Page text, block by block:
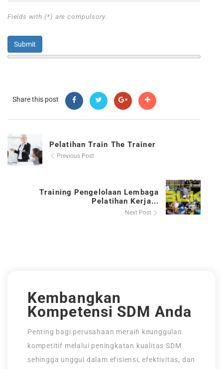
Fields with (*) are compulsory.
Share this post
Pelatihan Train The Trainer
Previous Post
Training Pengelolaan Lembaga
Pelatihan Kerja...
Next Post
Kembangkan
Kompetensi SDM Anda
Penting bagi perusahaan meraih keunggulan
kompetitif melalui peningkatan kualitas SDM
sehingga unggul dalam efisiensi, efektivitas, dan